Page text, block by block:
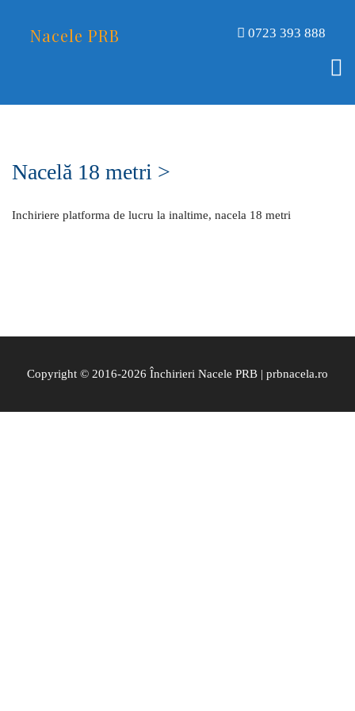
Nacele PRB 0723 393 888
Nacelă 18 metri >
Inchiriere platforma de lucru la inaltime, nacela 18 metri
Copyright © 2016-2026 Închirieri Nacele PRB | prbnacela.ro